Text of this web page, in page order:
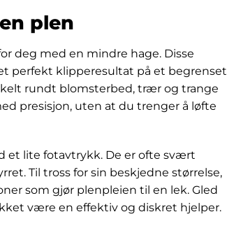
plen
deg med en mindre hage. Disse
perfekt klipperesultat på et begrenset
rundt blomsterbed, trær og trange
presisjon, uten at du trenger å løfte
et lite fotavtrykk. De er ofte svært
Til tross for sin beskjedne størrelse,
som gjør plenpleien til en lek. Gled
være en effektiv og diskret hjelper.